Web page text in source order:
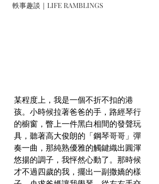
軼事趣談｜LIFE RAMBLINGS
某程度上，我是一個不折不扣的港
孩。小時候拉著爸爸的手，路經琴行
的櫥窗，瞥上一件黑白相間的發聲玩
具，聽著高大俊朗的「鋼琴哥哥」彈
奏一曲，那純熟優雅的觸鍵織出圓渾
悠揚的調子，我怦然心動了。那時候
才不過四歲的我，擺出一副撒嬌的樣